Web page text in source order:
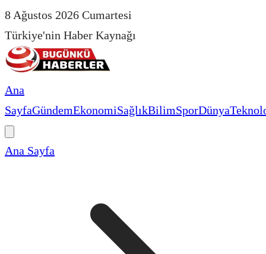
8 Ağustos 2026 Cumartesi
Türkiye'nin Haber Kaynağı
Ana
SayfaGündemEkonomiSağlıkBilimSporDünya
Ana Sayfa